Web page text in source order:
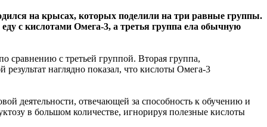
на крысах, которых поделили на три равные группы.
с кислотами Омега-3, а третья группа ела обычную
сравнению с третьей группой. Вторая группа,
наглядно показал, что кислоты Омега-3
деятельности, отвечающей за способность к обучению и
в большом количестве, игнорируя полезные кислоты